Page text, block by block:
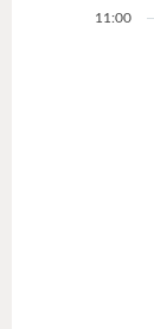
11:00